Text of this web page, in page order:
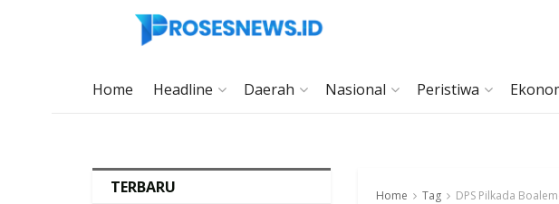
Home Headline Daerah Nasional Peristiwa
Home Tag DPS Pilkada
TERBARU